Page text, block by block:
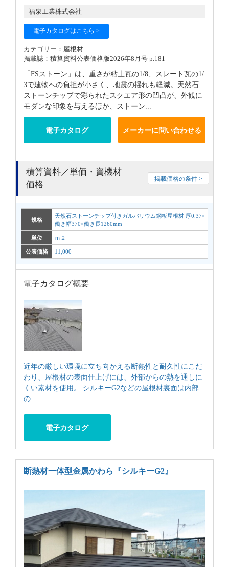
福泉工業株式会社
電子カタログはこちら >
カテゴリー：屋根材
掲載誌：積算資料公表価格版2026年8月号 p.181
「FSストーン」は、重さが粘土瓦の1/8、スレート瓦の1/
3で建物への負担が小さく、地震の揺れも軽減。天然石
ストーンチップで彩られたスクエア形の凹凸が、外観に
モダンな印象を与えるほか、ストーン...
電子カタログ メーカーに問い合わせる
積算資料／単価・資機材
価格
掲載価格の条件 >
規格
天然石ストーンチップ付きガルバリウム鋼板屋根材 厚0.37×
働き幅370×働き長1260mm
単位 ｍ２
公表価格 11,000
電子カタログ概要
近年の厳しい環境に立ち向かえる断熱性と耐久性にこだ
わり、屋根材の表面仕上げには、外部からの熱を通しに
くい素材を使用。 シルキーG2などの屋根材裏面は内部
の...
電子カタログ
断熱材一体型金属かわら 『シルキーG2』